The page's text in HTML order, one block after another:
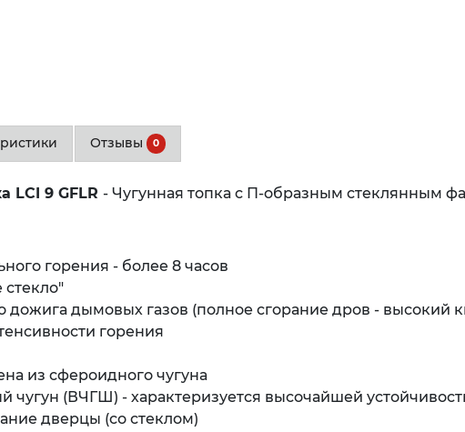
Отзывы 0
LCI 9 GFLR - Чугунная топка с П-образным стеклянным
горения - более 8 часов
стекло"
дожига дымовых газов (полное сгорание дров - высокий
горения
из сфероидного чугуна
чугун (ВЧГШ) - характеризуется высочайшей
дверцы (со стеклом)